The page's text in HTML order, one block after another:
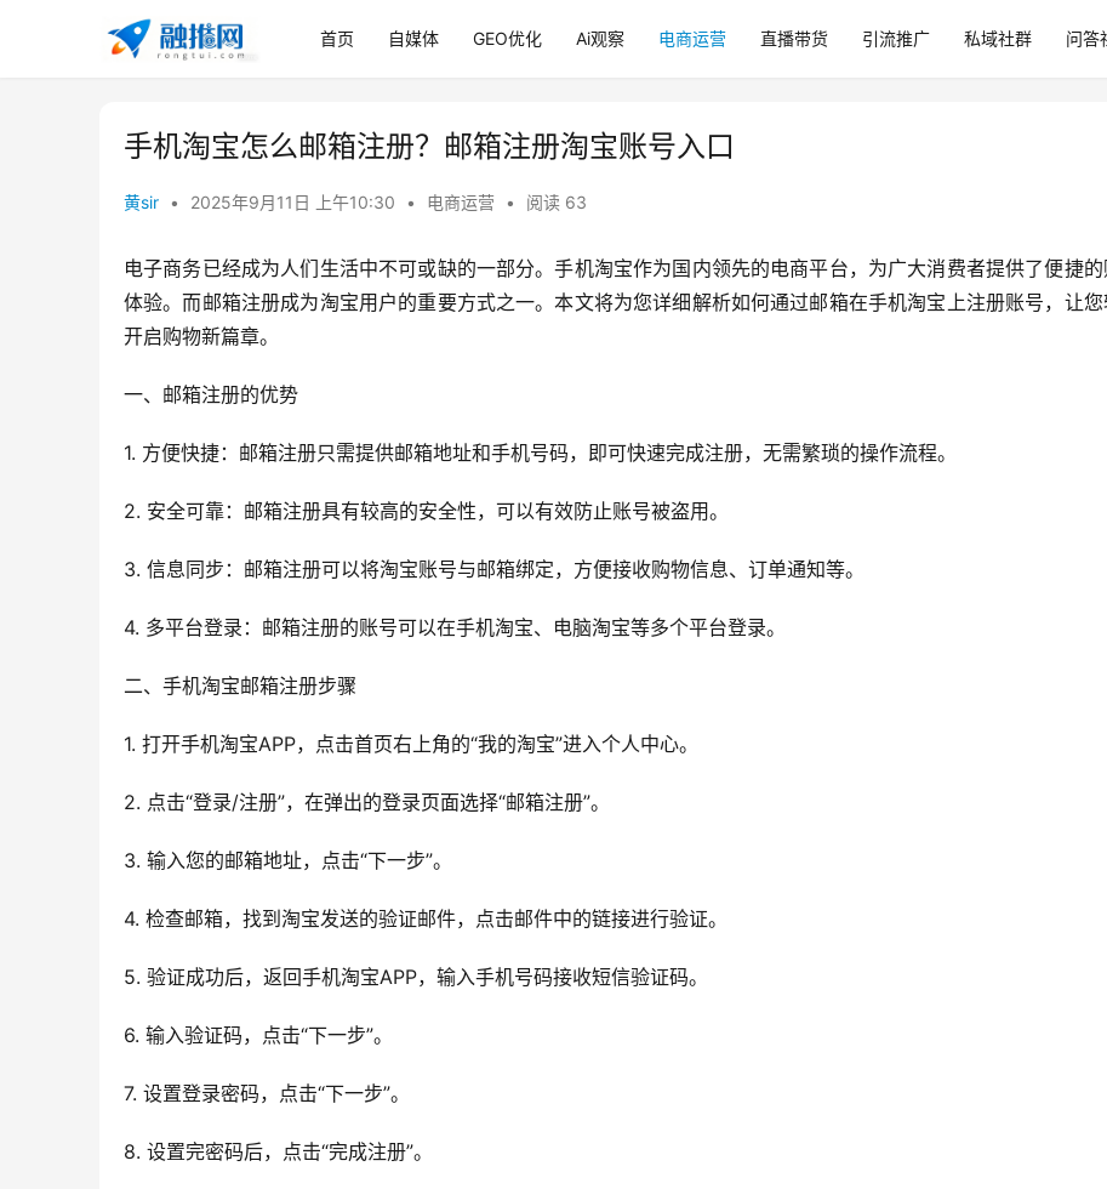
首页 自媒体 GEO优化 Ai观察 电商运营 直播带货 引流推广 私域社群 问答
手机淘宝怎么邮箱注册？邮箱注册淘宝账号入口
黄sir • 2025年9月11日 上午10:30 • 电商运营 • 阅读 63
电子商务已经成为人们生活中不可或缺的一部分。手机淘宝作为国内领先的电商平台，为广大消费者提供了便捷
体验。而邮箱注册成为淘宝用户的重要方式之一。本文将为您详细解析如何通过邮箱在手机淘宝上注册账号，让
开启购物新篇章。
一、邮箱注册的优势
1. 方便快捷：邮箱注册只需提供邮箱地址和手机号码，即可快速完成注册，无需繁琐的操作流程。
2. 安全可靠：邮箱注册具有较高的安全性，可以有效防止账号被盗用。
3. 信息同步：邮箱注册可以将淘宝账号与邮箱绑定，方便接收购物信息、订单通知等。
4. 多平台登录：邮箱注册的账号可以在手机淘宝、电脑淘宝等多个平台登录。
二、手机淘宝邮箱注册步骤
1. 打开手机淘宝APP，点击首页右上角的“我的淘宝”进入个人中心。
2. 点击“登录/注册”，在弹出的登录页面选择“邮箱注册”。
3. 输入您的邮箱地址，点击“下一步”。
4. 检查邮箱，找到淘宝发送的验证邮件，点击邮件中的链接进行验证。
5. 验证成功后，返回手机淘宝APP，输入手机号码接收短信验证码。
6. 输入验证码，点击“下一步”。
7. 设置登录密码，点击“下一步”。
8. 设置完密码后，点击“完成注册”。